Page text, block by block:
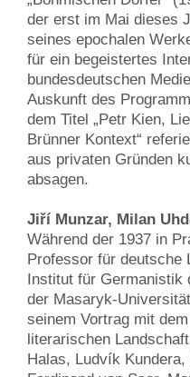
der erst im Mai dieses
seines epochalen
für ein begeistertes
bundesdeutschen
Auskunft des
dem Titel „Petr Kien,
Brünner Kontext“
aus privaten Gründen
absagen.
Jiří Munzar, Milan
Während der 1937 in
Professor für deutsche
Institut für Germanistik
der Masaryk-
seinem Vortrag mit
literarischen
Halas, Ludvík